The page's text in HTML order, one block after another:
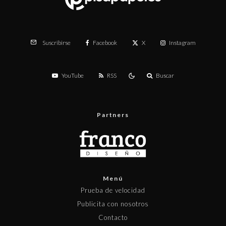
Suscribirse Facebook X Instagram
YouTube RSS Buscar
Partners
Menú
Prueba de velocidad
Publicita con nosotros
Contacto